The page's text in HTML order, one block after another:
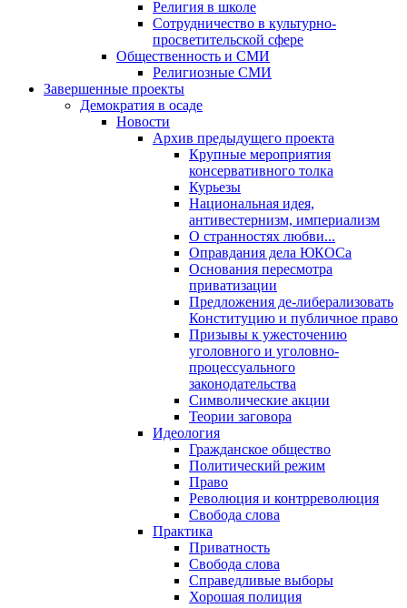
Религия в школе
Сотрудничество в культурно-
просветительской сфере
Общественность и СМИ
Религиозные СМИ
Завершенные проекты
Демократия в осаде
Новости
Архив предыдущего проекта
Крупные мероприятия
консервативного толка
Курьезы
Национальная идея,
антивестернизм, империализм
О странностях любви...
Оправдания дела ЮКОСа
Основания пересмотра
приватизации
Предложения де-либерализовать
Конституцию и публичное право
Призывы к ужесточению
уголовного и уголовно-
процессуального
законодательства
Символические акции
Теории заговора
Идеология
Гражданское общество
Политический режим
Право
Революция и контрреволюция
Свобода слова
Практика
Приватность
Свобода слова
Справедливые выборы
Хорошая полиция